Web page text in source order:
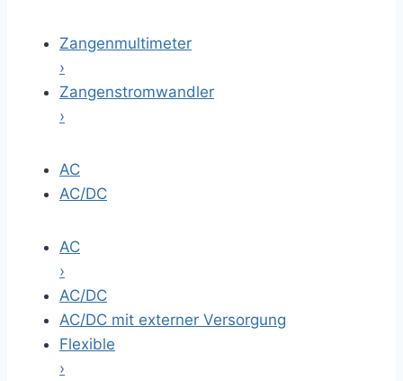
Zangenmultimeter
›
Zangenstromwandler
›
AC
AC/DC
AC
›
AC/DC
AC/DC mit externer Versorgung
Flexible
›